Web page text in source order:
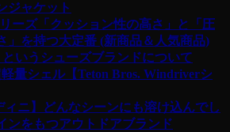
ジャケット
ーズ「クッション性の高さ」と「圧
」を持つ大定番 (新商品＆人気商品)
いうシューズブランドについて
量シェル【Teton Bros. Windriverシ
ィニ】どんなシーンにも溶け込んでし
ンをもつアウトドアブランド